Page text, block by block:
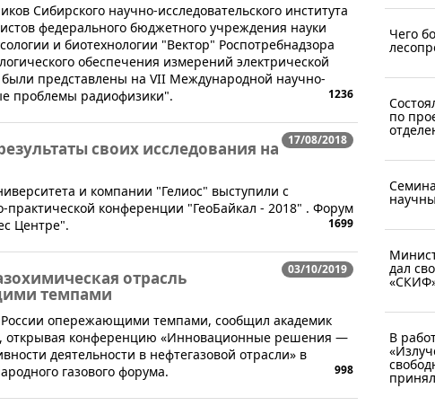
Сибирского научно-исследовательского института
федерального бюджетного учреждения науки
и биотехнологии "Вектор" Роспотребнадзора
обеспечения измерений электрической
были представлены на VII Международной научно-
проблемы радиофизики".
1236
17/08/2018
своих исследования на
и компании "Гелиос" выступили с
конференции "ГеоБайкал - 2018" . Форум
Центре".
1699
03/10/2019
отрасль
темпами
России опережающими темпами, сообщил академик
открывая конференцию «Инновационные решения —
деятельности в нефтегазовой отрасли» в
газового форума.
998
Чего
по
дал
В